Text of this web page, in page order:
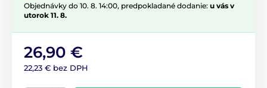
Objednávky do 10. 8. 14:00, predpokladané dodanie: u vás v
utorok 11. 8.
26,90 €
22,23 € bez DPH